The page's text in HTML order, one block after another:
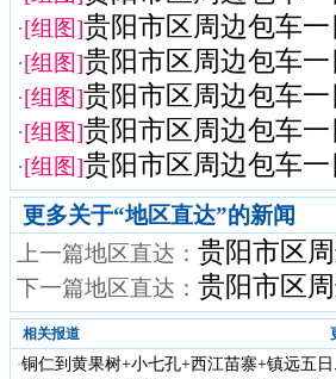
·[组图]贵阳市区周边包车
·[组图]贵阳市区周边包车
·[组图]贵阳市区周边包车
·[组图]贵阳市区周边包车
·[组图]贵阳市区周边包车
更多关于“地区直达”的新闻
上一篇地区直达： 贵阳市区
下一篇地区直达： 贵阳市区
相关报道
·铜仁到黄果树+小七孔+西江苗寨+镇远五日